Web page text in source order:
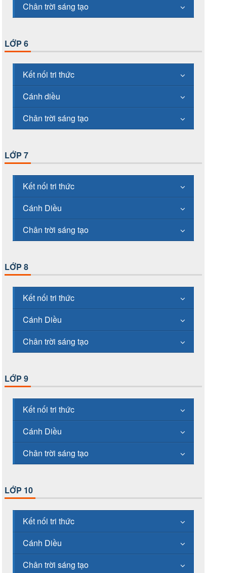
Chân trời sáng tạo
LỚP 6
Kết nối tri thức
Cánh diều
Chân trời sáng tạo
LỚP 7
Kết nối tri thức
Cánh Diều
Chân trời sáng tạo
LỚP 8
Kết nối tri thức
Cánh Diều
Chân trời sáng tạo
LỚP 9
Kết nối tri thức
Cánh Diều
Chân trời sáng tạo
LỚP 10
Kết nối tri thức
Cánh Diều
Chân trời sáng tạo